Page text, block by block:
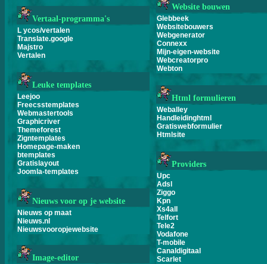
Vertaal-programma's
L ycos/vertalen
Translate.google
Majstro
Vertalen
Leuke templates
Leejoo
Freecsstemplates
Webmastertools
Graphicriver
Themeforest
Zigntemplates
Homepage-maken
btemplates
Gratislayout
Joomla-templates
Nieuws voor op je website
Nieuws op maat
Nieuws.nl
Nieuwsvooropjewebsite
Image-editor
Website bouwen
Glebbeek
Websitebouwers
Webgenerator
Connexx
Mijn-eigen-website
Webcreatorpro
Webton
Html formulieren
Weballey
Handleidinghtml
Gratiswebformulier
Htmlsite
Providers
Upc
Adsl
Ziggo
Kpn
Xs4all
Telfort
Tele2
Vodafone
T-mobile
Canaldigitaal
Scarlet